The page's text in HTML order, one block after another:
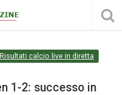
Risultati calcio live in diretta
1-2: successo in